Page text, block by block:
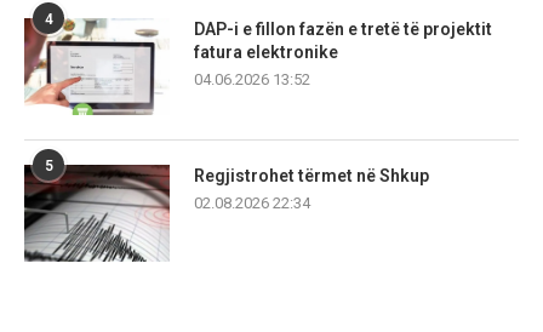
4
DAP-i e fillon fazën e tretë të projektit
fatura elektronike
04.06.2026 13:52
5
Regjistrohet tërmet në Shkup
02.08.2026 22:34